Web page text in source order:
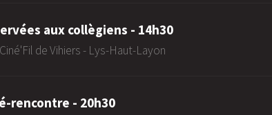
aux collègiens - 14h30
de Vihiers - Lys-Haut-Layon
rencontre - 20h30